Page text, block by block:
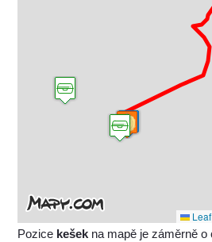
Pozice kešek na mapě je záměrně